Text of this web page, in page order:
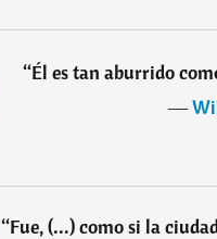
“Él es tan aburrido
―
“Fue, (...) como si la